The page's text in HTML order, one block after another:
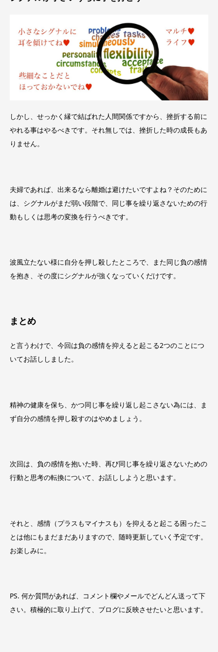
しかし、せっかく縁で結ばれた人間関係ですから、挫折する前に
やれる事はやるべきです。それ無しでは、挫折した時の成長もあ
りません。
夫婦であれば、出来るなら離婚は避けたいですよね？そのために
は、シグナルがまだ弱い段階で、同じ事を繰り返さないための行
動もしくは思考の変換を行うべきです。
波風立たない様に自分を押し殺したところで、また同じ負の感情
を抱き、その度にシグナルが強くなっていくだけです。
まとめ
と言うわけで、今回は負の感情を抑えると起こる2つのことにつ
いてお話ししました。
精神の健康を保ち、かつ同じ事を繰り返し起こさない為には、ま
ず自分の感情を押し殺すのはやめましょう。
次回は、負の感情を抱いた時、再び同じ事を繰り返さないための
行動と思考の転換について、お話ししようと思います。
それと、感情（プラスもマイナスも）を抑えると起こる困ったこ
とは他にもまだまだありますので、随時更新していく予定です。
お楽しみに。
PS. 何か質問があれば、コメント欄やメールでどんどん送って下
さい。積極的に取り上げて、ブログに反映させたいと思います。